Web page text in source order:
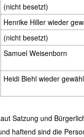
(nicht besetzt)
Henrike Hiller wieder
(nicht besetzt)
Samuel Weisenborn
Heidi Biehl wieder
Satzung und
haftend sind die